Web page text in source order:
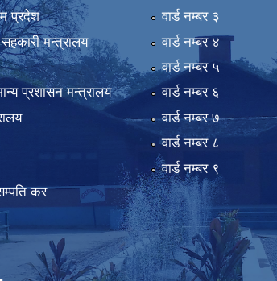
प्रदेश
मन्त्रालय
प्रशासन मन्त्रालय
कर
वार्ड न‌म्बर ३
वार्ड न‌म्बर ४
वार्ड न‌म्बर ५
वार्ड न‌म्बर ६
वार्ड न‌म्बर ७
वार्ड न‌म्बर ८
वार्ड न‌म्बर ९